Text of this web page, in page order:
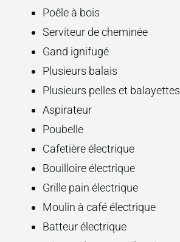
Poêle à bois
Serviteur de cheminée
Gand ignifugé
Plusieurs balais
Plusieurs pelles et balayettes
Aspirateur
Poubelle
Cafetière électrique
Bouilloire électrique
Grille pain électrique
Moulin à café électrique
Batteur électrique